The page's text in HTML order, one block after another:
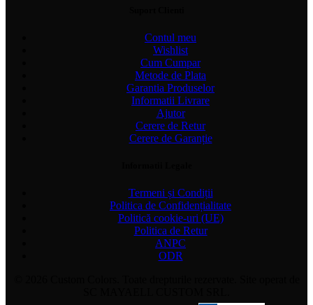
Contul meu
Wishlist
Cum Cumpar
Metode de Plata
Garantia Produselor
Informatii Livrare
Ajutor
Cerere de Retur
Cerere de Garanție
Termeni și Condiții
Politica de Confidențialitate
Politică cookie-uri (UE)
Politica de Retur
ANPC
ODR